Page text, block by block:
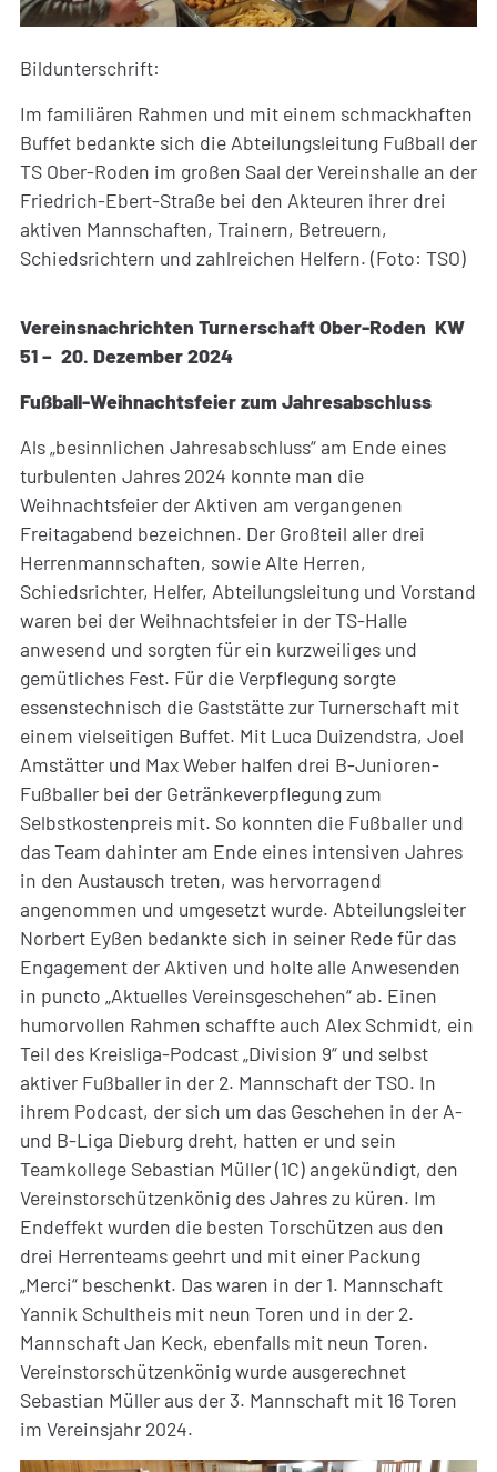
Bildunterschrift:
Im familiären Rahmen und mit einem schmackhaften
Buffet bedankte sich die Abteilungsleitung Fußball der
TS Ober-Roden im großen Saal der Vereinshalle an der
Friedrich-Ebert-Straße bei den Akteuren ihrer drei
aktiven Mannschaften, Trainern, Betreuern,
Schiedsrichtern und zahlreichen Helfern. (Foto: TSO)
Vereinsnachrichten Turnerschaft Ober-Roden KW
51 – 20. Dezember 2024
Fußball-Weihnachtsfeier zum Jahresabschluss
Als „besinnlichen Jahresabschluss“ am Ende eines
turbulenten Jahres 2024 konnte man die
Weihnachtsfeier der Aktiven am vergangenen
Freitagabend bezeichnen. Der Großteil aller drei
Herrenmannschaften, sowie Alte Herren,
Schiedsrichter, Helfer, Abteilungsleitung und Vorstand
waren bei der Weihnachtsfeier in der TS-Halle
anwesend und sorgten für ein kurzweiliges und
gemütliches Fest. Für die Verpflegung sorgte
essenstechnisch die Gaststätte zur Turnerschaft mit
einem vielseitigen Buffet. Mit Luca Duizendstra, Joel
Amstätter und Max Weber halfen drei B-Junioren-
Fußballer bei der Getränkeverpflegung zum
Selbstkostenpreis mit. So konnten die Fußballer und
das Team dahinter am Ende eines intensiven Jahres
in den Austausch treten, was hervorragend
angenommen und umgesetzt wurde. Abteilungsleiter
Norbert Eyßen bedankte sich in seiner Rede für das
Engagement der Aktiven und holte alle Anwesenden
in puncto „Aktuelles Vereinsgeschehen“ ab. Einen
humorvollen Rahmen schaffte auch Alex Schmidt, ein
Teil des Kreisliga-Podcast „Division 9“ und selbst
aktiver Fußballer in der 2. Mannschaft der TSO. In
ihrem Podcast, der sich um das Geschehen in der A-
und B-Liga Dieburg dreht, hatten er und sein
Teamkollege Sebastian Müller (1C) angekündigt, den
Vereinstorschützenkönig des Jahres zu küren. Im
Endeffekt wurden die besten Torschützen aus den
drei Herrenteams geehrt und mit einer Packung
„Merci“ beschenkt. Das waren in der 1. Mannschaft
Yannik Schultheis mit neun Toren und in der 2.
Mannschaft Jan Keck, ebenfalls mit neun Toren.
Vereinstorschützenkönig wurde ausgerechnet
Sebastian Müller aus der 3. Mannschaft mit 16 Toren
im Vereinsjahr 2024.